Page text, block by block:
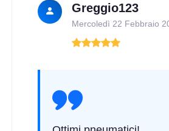
Greggio123
Mercoledì 22 Febbraio